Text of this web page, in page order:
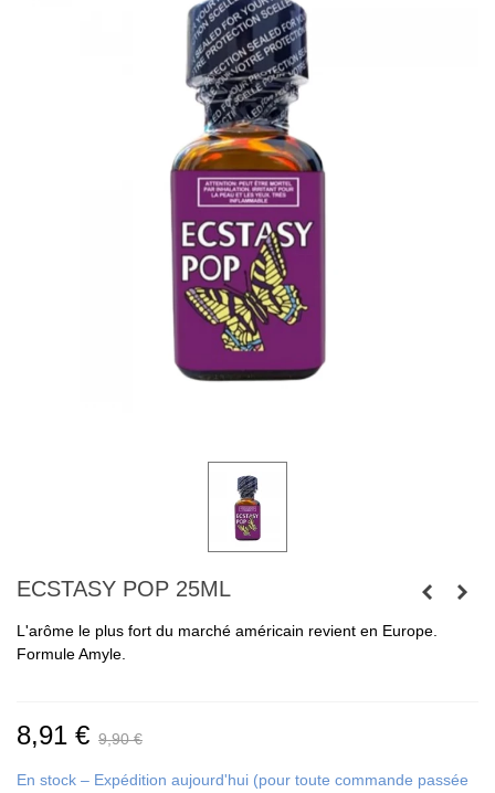
ECSTASY POP 25ML
L'arôme le plus fort du marché américain revient en Europe.
Formule Amyle.
8,91 € 9,90 €
En stock – Expédition aujourd'hui (pour toute commande passée